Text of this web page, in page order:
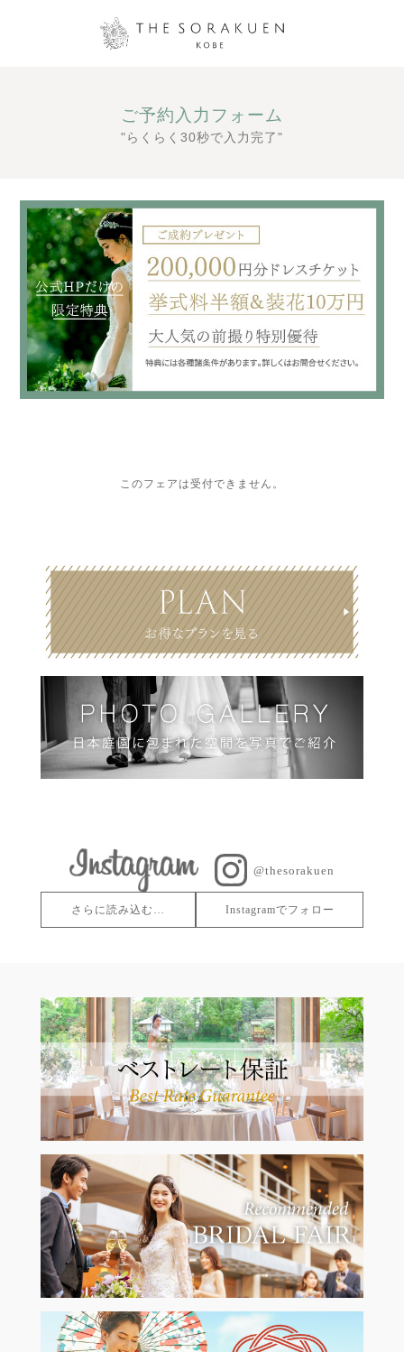
ご予約入力フォーム
"らくらく30秒で入力完了"
このフェアは受付できません。
@thesorakuen
さらに読み込む… Instagramでフォロー